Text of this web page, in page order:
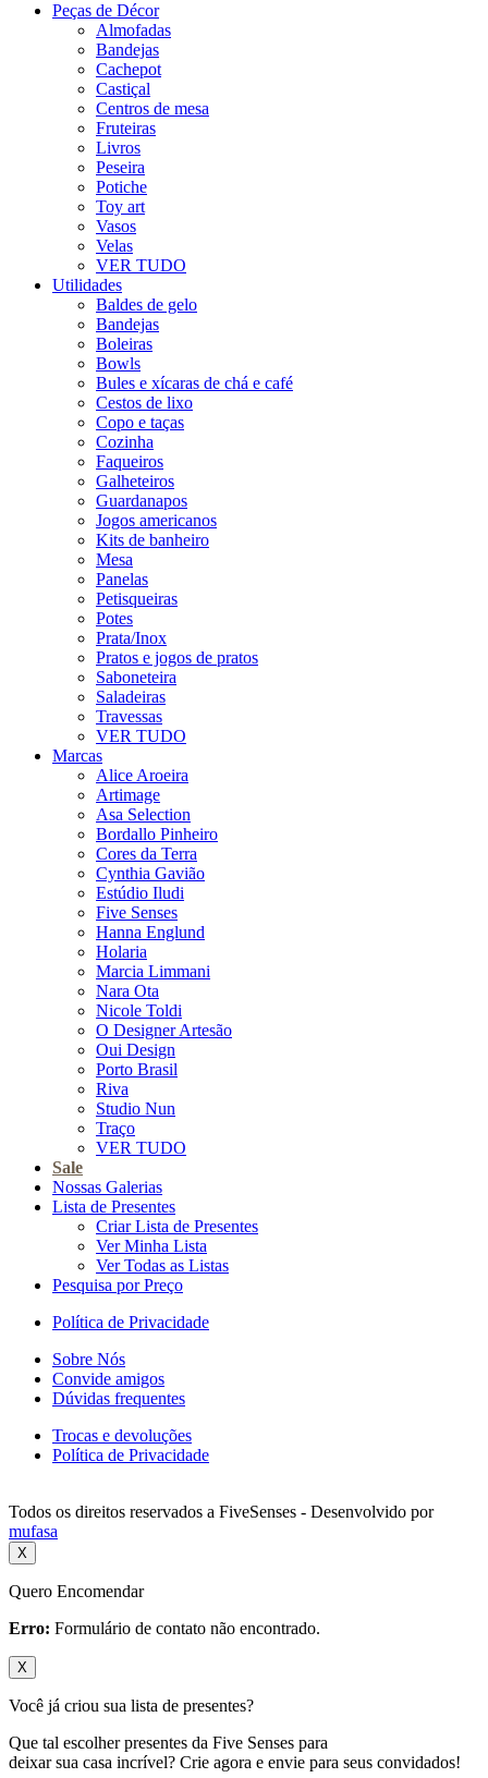
Peças de Décor
Almofadas
Bandejas
Cachepot
Castiçal
Centros de mesa
Fruteiras
Livros
Peseira
Potiche
Toy art
Vasos
Velas
VER TUDO
Utilidades
Baldes de gelo
Bandejas
Boleiras
Bowls
Bules e xícaras de chá e café
Cestos de lixo
Copo e taças
Cozinha
Faqueiros
Galheteiros
Guardanapos
Jogos americanos
Kits de banheiro
Mesa
Panelas
Petisqueiras
Potes
Prata/Inox
Pratos e jogos de pratos
Saboneteira
Saladeiras
Travessas
VER TUDO
Marcas
Alice Aroeira
Artimage
Asa Selection
Bordallo Pinheiro
Cores da Terra
Cynthia Gavião
Estúdio Iludi
Five Senses
Hanna Englund
Holaria
Marcia Limmani
Nara Ota
Nicole Toldi
O Designer Artesão
Oui Design
Porto Brasil
Riva
Studio Nun
Traço
VER TUDO
Sale
Nossas Galerias
Lista de Presentes
Criar Lista de Presentes
Ver Minha Lista
Ver Todas as Listas
Pesquisa por Preço
Política de Privacidade
Sobre Nós
Convide amigos
Dúvidas frequentes
Trocas e devoluções
Política de Privacidade
Todos os direitos reservados a FiveSenses - Desenvolvido por
mufasa
X
Quero Encomendar
Erro: Formulário de contato não encontrado.
X
Você já criou sua lista de presentes?
Que tal escolher presentes da Five Senses para
deixar sua casa incrível? Crie agora e envie para seus convidados!